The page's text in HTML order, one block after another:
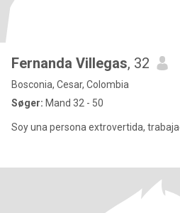
Fernanda Villegas, 32
Bosconia, Cesar, Colombia
Søger: Mand 32 - 50
Soy una persona extrovertida,